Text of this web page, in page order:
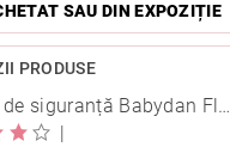
SAU DIN EXPOZIȚIE
PRODUSE
Poartă de siguranță Babydan Flexi Fit metal albă 67-105,5 cm cu înșurubare
|